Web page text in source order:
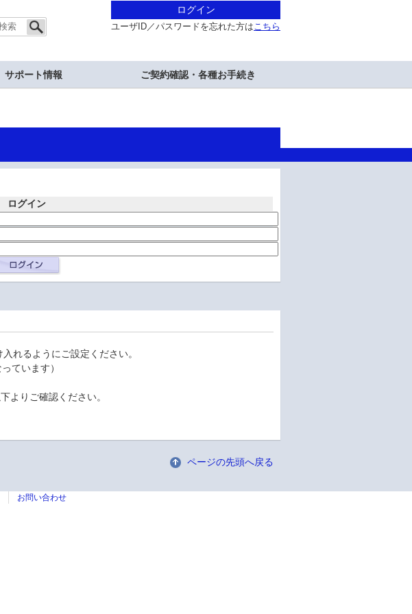
ログイン
ユーザID／パスワードを忘れた方はこちら
サポート情報 ご契約確認・各種お手続き
ログイン
れるようにご設定ください。
ています）
よりご確認ください。
ページの先頭へ戻る
お問い合わせ